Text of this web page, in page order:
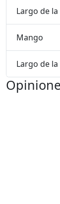
Largo de
Mango
Largo de